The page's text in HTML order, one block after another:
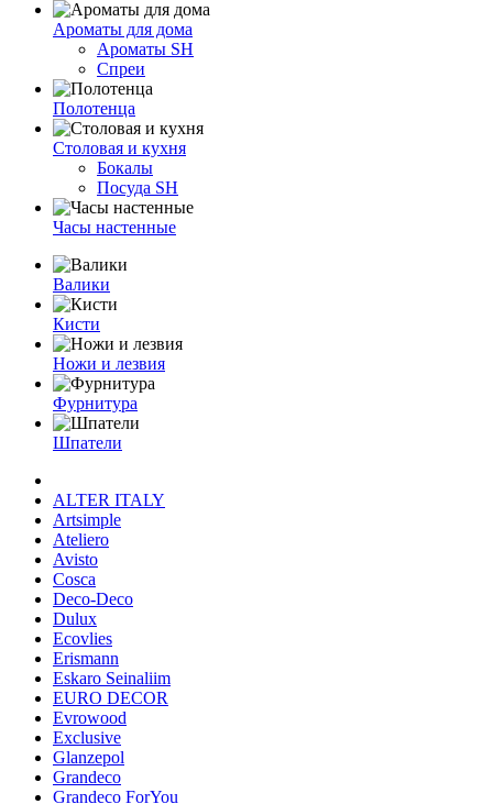
Ароматы для дома
Ароматы SH
Спреи
Полотенца
Столовая и кухня
Бокалы
Посуда SH
Часы настенные
Валики
Кисти
Ножи и лезвия
Фурнитура
Шпатели
ALTER ITALY
Artsimple
Ateliero
Avisto
Cosca
Deco-Deco
Dulux
Ecovlies
Erismann
Eskaro Seinaliim
EURO DECOR
Evrowood
Exclusive
Glanzepol
Grandeco
Grandeco ForYou